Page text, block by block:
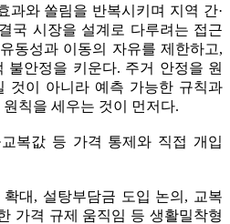
과와 쏠림을 반복시키며 지역 간·
국 시장을 설계로 다루려는 접근
동성과 이동의 자유를 제한하고,
불안정을 키운다. 주거 안정을 원
것이 아니라 예측 가능한 규칙과
칙을 세우는 것이 먼저다.
교복값 등 가격 통제와 직접 개입
대, 설탕부담금 도입 논의, 교복
가격 규제 움직임 등 생활밀착형